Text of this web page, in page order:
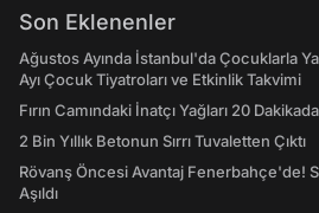
Son Eklenenler
Ağustos Ayında İstanbul'da Çocuklarla
Ayı Çocuk Tiyatroları ve Etkinlik Takvimi
Fırın Camındaki İnatçı Yağları 20
2 Bin Yıllık Betonun Sırrı Tuvaletten Çıktı
Rövanş Öncesi Avantaj Fenerbahçe'de!
Aşıldı